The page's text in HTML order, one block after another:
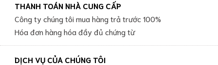
THANH TOÁN NHÀ CUNG CẤP
Công ty chúng tôi mua hàng trả trước 100%
Hóa đơn hàng hóa đầy đủ chứng từ
DỊCH VỤ CỦA CHÚNG TÔI